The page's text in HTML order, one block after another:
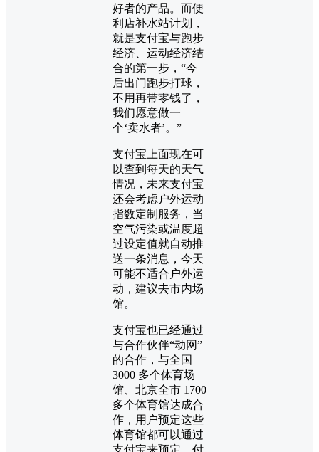
好者的产品。而便
利店补水站计划，
就是支付宝与跑步
经济、运动经济结
合的第一步，“今
后出门跑步打球，
不用再带零钱了，
我们愿意做一
个‘卖水者’。”
支付宝上面现在可
以查到每天的天气
情况，未来支付宝
还会考虑户外运动
指数定制服务，当
空气污染或温度超
过设定值就自动推
送一条消息，今天
可能不适合户外运
动，建议去市内场
馆。
支付宝也已经通过
与合作伙伴“动网”
的合作，与全国
3000 多个体育场
馆、北京全市 1700
多个体育馆达成合
作，用户预定这些
体育馆都可以通过
支付宝来预定、付